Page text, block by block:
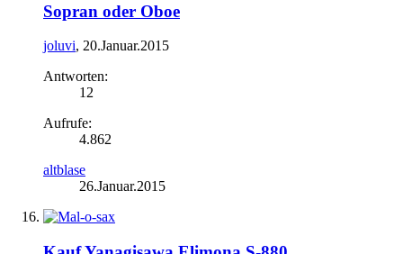
Sopran oder Oboe
joluvi, 20.Januar.2015
Antworten:
12
Aufrufe:
4.862
altblase
26.Januar.2015